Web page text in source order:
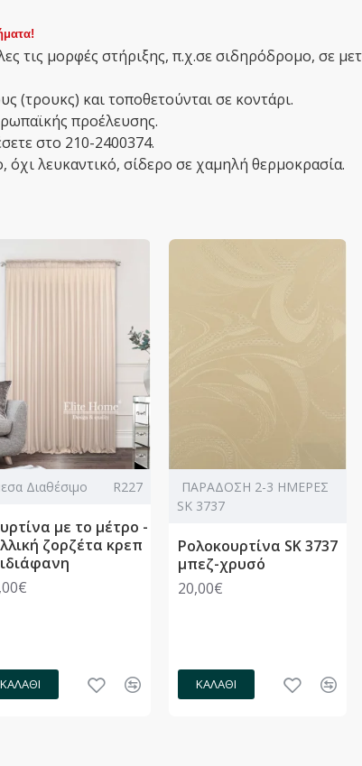
τις μορφές στήριξης, π.χ.σε σιδηρόδρομο, σε
(τρουκς) και τοποθετούνται σε κοντάρι.
προέλευσης.
στο 210-2400374.
λευκαντικό, σίδερο σε χαμηλή θερμοκρασία.
Διαθέσιμο R227
με το μέτρο -
ζορζέτα κρεπ
ΚΑΛΆΘΙ
ΠΑΡΑΔΟΣΗ 2-3 ΗΜΕΡΕΣ
SK 3737
Ρολοκουρτίνα SK 3737
μπεζ-χρυσό
20,00€
ΚΑΛΆΘΙ